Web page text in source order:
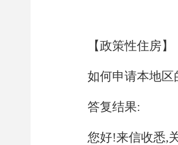
【政策性住房】
如何申请本地区
答复结果:
您好!来信收悉,